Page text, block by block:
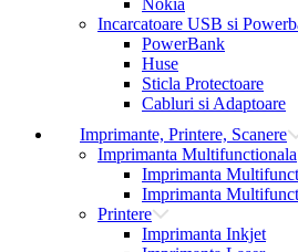
Nokia
Incarcatoare USB si
PowerBank
Huse
Sticla Protectoare
Cabluri si Adaptoare
Imprimante, Printere, Scanere
Imprimanta Multifunctionala
Imprimanta
Imprimanta
Printere
Imprimanta Inkjet